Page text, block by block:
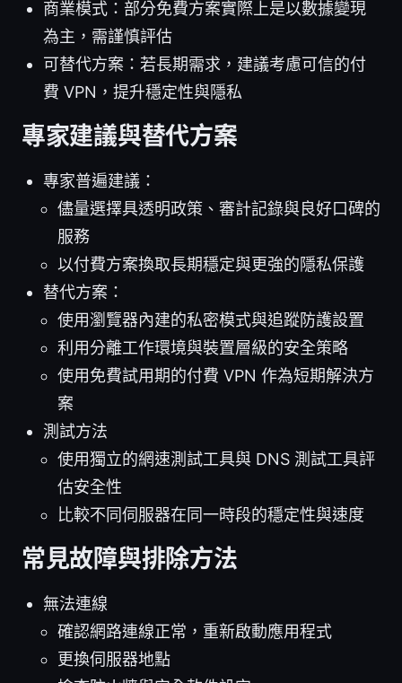
商業模式：部分免費方案實際上是以數據變現
為主，需謹慎評估
可替代方案：若長期需求，建議考慮可信的付
費 VPN，提升穩定性與隱私
專家建議與替代方案
專家普遍建議：
儘量選擇具透明政策、審計記錄與良好口碑的
服務
以付費方案換取長期穩定與更強的隱私保護
替代方案：
使用瀏覽器內建的私密模式與追蹤防護設置
利用分離工作環境與裝置層級的安全策略
使用免費試用期的付費 VPN 作為短期解決方
案
測試方法
使用獨立的網速測試工具與 DNS 測試工具評
估安全性
比較不同伺服器在同一時段的穩定性與速度
常見故障與排除方法
無法連線
確認網路連線正常，重新啟動應用程式
更換伺服器地點